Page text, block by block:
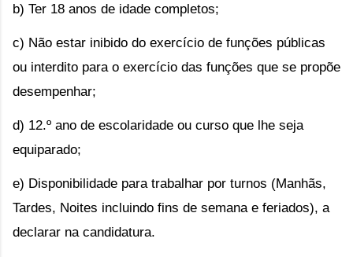
b) Ter 18 anos de idade completos;
c) Não estar inibido do exercício de funções públicas
ou interdito para o exercício das funções que se propõe
desempenhar;
d) 12.º ano de escolaridade ou curso que lhe seja
equiparado;
e) Disponibilidade para trabalhar por turnos (Manhãs,
Tardes, Noites incluindo fins de semana e feriados), a
declarar na candidatura.